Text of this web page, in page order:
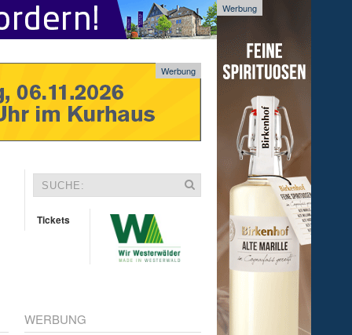
Werbung
Werbung
Tickets
WERBUNG